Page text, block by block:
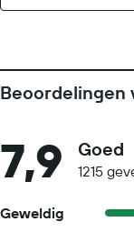
Beoordelingen
7,9 Goed
1215
Geweldig